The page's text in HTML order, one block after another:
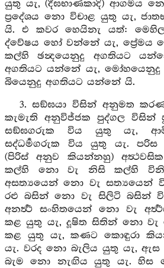
යුතු යැ, (දීඝභාණකාදි) ආගමය
ප්‍රදේශය නො විචාළ යුතු යැ,
යි. එ කවර හෙයිනැ යත්:
ද්වේෂය හෝ වන්නේ යැ,
කල්හි ඡන්‍දයෙනුදු අගතියට
අගතියට යන්නේ යැ, මෝහයෙනුදු
බියෙනුදු අගතියට යන්නේ යි.
3. සඞ්ඝයා විසින් අනුමත
කැමැති අනුවිජ්ජක පුද්ගල
සඞ්ඝගරුක විය යුතු යැ,
සද්ධර්‍මගරුක විය යුතු යැ.
(පිරිස් අනුව කියන්නහු)
කල්හි නො වැ නිසි කල්හි
අසත්‍යයෙන් නො වැ සත්‍යයෙන්
රළු බසින් නො වැ සිලිටි බසින්
අනර්‍ත්‍ථ සංහිතයෙන් නො වැ
කළ යුතු යැ, දූෂිත සිතින් නො
කළ යුතු යැ, කණට කොඳුරා
යැ. වරද නො බැලිය යුතු යැ,
බැම නො නැඟිය යුතු යැ. හිස